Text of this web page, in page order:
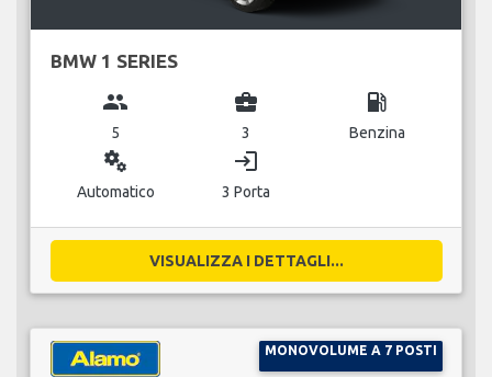
BMW 1 SERIES
group
5
business_center
3
local_gas_station
Benzina
miscellaneous_services
Automatico
login
3 Porta
VISUALIZZA I DETTAGLI...
MONOVOLUME A 7 POSTI